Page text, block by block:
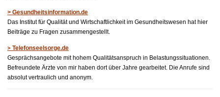
> Gesundheitsinformation.de
Das Institut für Qualität und Wirtschaftlichkeit im Gesundheitswesen hat hier
Beiträge zu Fragen zusammengestellt.
> Telefonseelsorge.de
Gesprächsangebote mit hohem Qualitätsanspruch in Belastungssituationen.
Befreundete Ärzte von mir haben dort über Jahre gearbeitet. Die Anrufe sind
absolut vertraulich und anonym.